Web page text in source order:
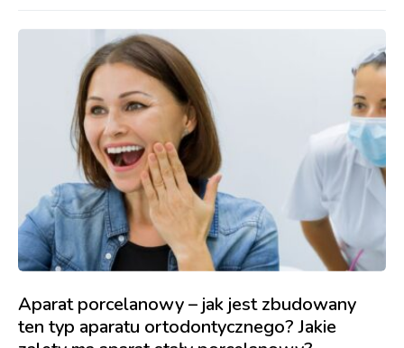
Aparat porcelanowy – jak jest zbudowany
ten typ aparatu ortodontycznego? Jakie